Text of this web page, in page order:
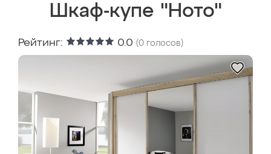
Шкаф-купе "Ното"
Рейтинг: 0.0 (0 голосов)